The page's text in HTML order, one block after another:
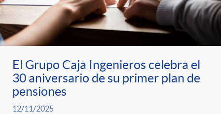
El Grupo Caja Ingenieros celebra el
30 aniversario de su primer plan de
pensiones
12/11/2025